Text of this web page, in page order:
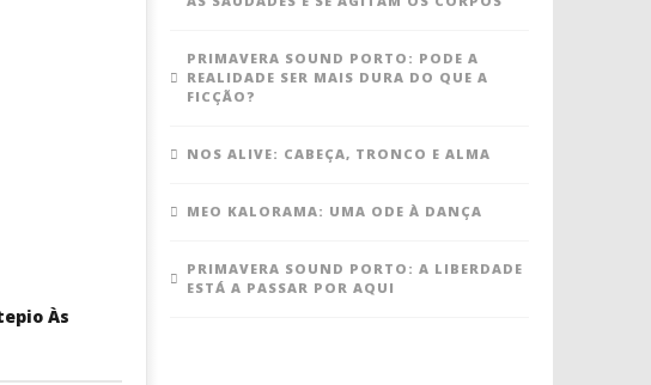
Às
PRIMAVERA SOUND PORTO: PODE A
REALIDADE SER MAIS DURA DO QUE A
FICÇÃO?
NOS ALIVE: CABEÇA, TRONCO E ALMA
MEO KALORAMA: UMA ODE À DANÇA
PRIMAVERA SOUND PORTO: A LIBERDADE
ESTÁ A PASSAR POR AQUI